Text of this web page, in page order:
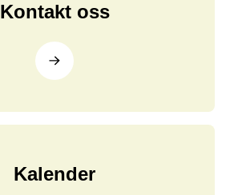
Kontakt oss
Kalender